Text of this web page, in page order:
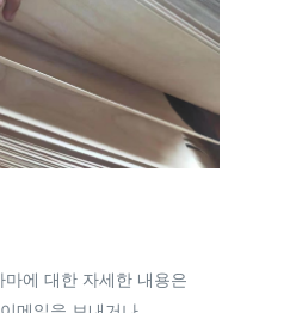
에 대한 자세한 내용은